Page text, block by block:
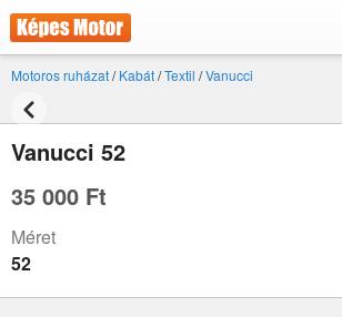
Motoros ruházat/Kabát/Textil /Vanucci
Vanucci 52
35 000 Ft
Méret
52